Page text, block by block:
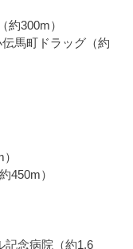
約300m）
馬町ドラッグ（約
450m）
記念病院（約1.6